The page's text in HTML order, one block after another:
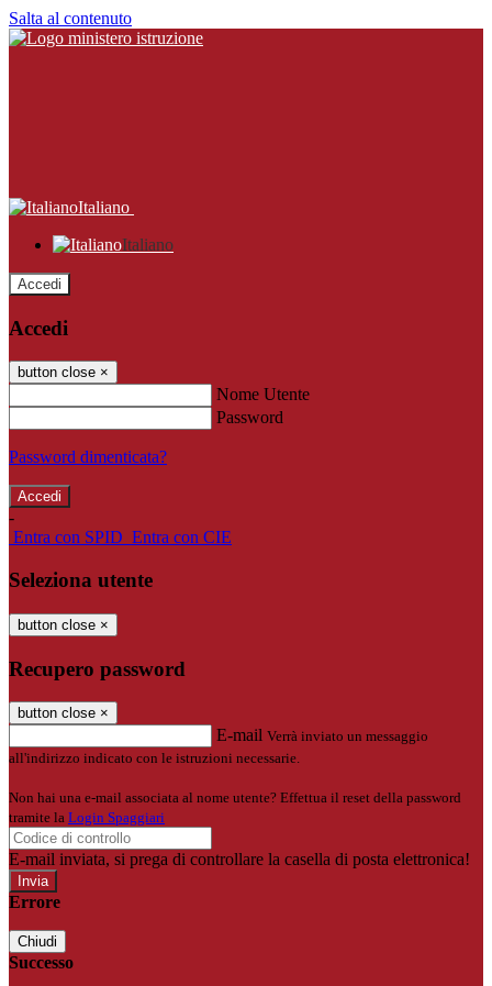
Salta al contenuto
Italiano
Italiano
Accedi
Accedi
button close ×
Nome Utente
Password
Password dimenticata?
-
Entra con SPID Entra con CIE
Seleziona utente
button close ×
Recupero password
button close ×
E-mail Verrà inviato un messaggio
all'indirizzo indicato con le istruzioni necessarie.
Non hai una e-mail associata al nome utente? Effettua il reset della password
tramite la Login Spaggiari
E-mail inviata, si prega di controllare la casella di posta elettronica!
Errore
Chiudi
Successo